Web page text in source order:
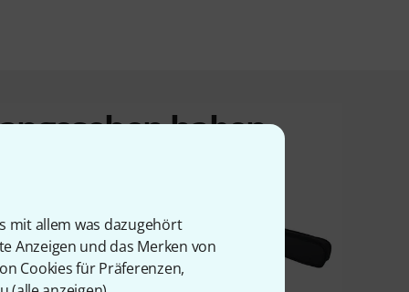
mit allem was dazugehört
Anzeigen und das Merken von
Cookies für Präferenzen,
haben